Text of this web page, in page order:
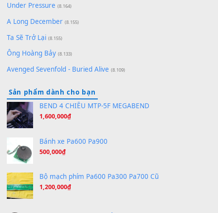
(8.651)
Bóng mây qua thềm
[SHEET PIANO] We Wish You A Merry Christmas
Orange Days - FT Island
Hãy nói với em - Mỹ Tâm - Bằng Kiều
Hương Ngọc Lan (8.251)
Tiếng Đàn Hàm Oan
Under Pressure
A Long December
Ta Sẽ Trở Lại
Ông Hoàng Bảy (8.133)
Avenged Sevenfold - Buried Alive